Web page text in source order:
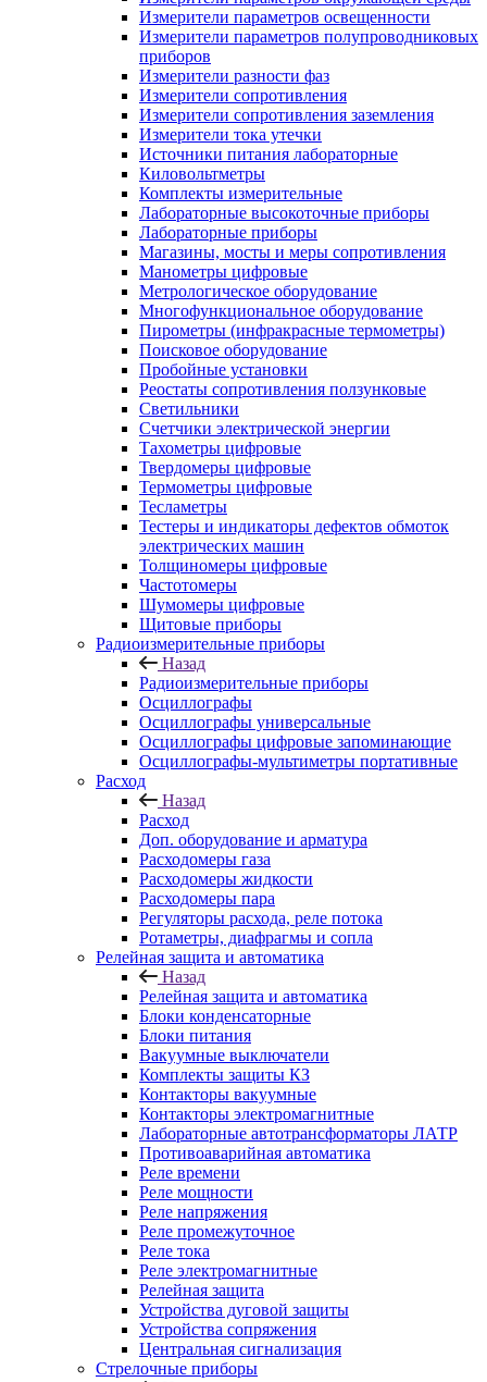
Измерители параметров освещенности
Измерители параметров полупроводниковых
приборов
Измерители разности фаз
Измерители сопротивления
Измерители сопротивления заземления
Измерители тока утечки
Источники питания лабораторные
Киловольтметры
Комплекты измерительные
Лабораторные высокоточные приборы
Лабораторные приборы
Магазины, мосты и меры сопротивления
Манометры цифровые
Метрологическое оборудование
Многофункциональное оборудование
Пирометры (инфракрасные термометры)
Поисковое оборудование
Пробойные установки
Реостаты сопротивления ползунковые
Светильники
Счетчики электрической энергии
Тахометры цифровые
Твердомеры цифровые
Термометры цифровые
Тесламетры
Тестеры и индикаторы дефектов обмоток
электрических машин
Толщиномеры цифровые
Частотомеры
Шумомеры цифровые
Щитовые приборы
Радиоизмерительные приборы
Назад
Радиоизмерительные приборы
Осциллографы
Осциллографы универсальные
Осциллографы цифровые запоминающие
Осциллографы-мультиметры портативные
Расход
Назад
Расход
Доп. оборудование и арматура
Расходомеры газа
Расходомеры жидкости
Расходомеры пара
Регуляторы расхода, реле потока
Ротаметры, диафрагмы и сопла
Релейная защита и автоматика
Назад
Релейная защита и автоматика
Блоки конденсаторные
Блоки питания
Вакуумные выключатели
Комплекты защиты КЗ
Контакторы вакуумные
Контакторы электромагнитные
Лабораторные автотрансформаторы ЛАТР
Противоаварийная автоматика
Реле времени
Реле мощности
Реле напряжения
Реле промежуточное
Реле тока
Реле электромагнитные
Релейная защита
Устройства дуговой защиты
Устройства сопряжения
Центральная сигнализация
Стрелочные приборы